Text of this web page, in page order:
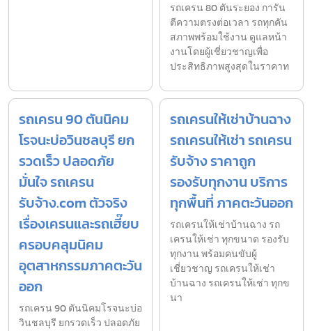
รถเครน 80 ตันระยอง การัน
ตีความตรงต่อเวลา รถทุกคัน
สภาพพร้อมใช้งาน ดูแลหน้า
งานโดยผู้เชี่ยวชาญเพื่อ
ประสิทธิภาพสูงสุดในราคาท
รถเครน 90 ตันนิคม
โรจนะบ่อวินชลบุรี ยก
รวดเร็ว ปลอดภัย
มั่นใจ รถเครน
รับจ้าง.com ตัวจริง
เรื่องเครนและรถเฮี๊ยบ
ครอบคลุมนิคม
อุตสาหกรรมภาคตะวัน
ออก
รถเครน 90 ตันนิคมโรจนะบ่อ
วินชลบุรี ยกรวดเร็ว ปลอดภัย
รถเครนให้เช่าบ้านฉาง
รถเครนให้เช่า รถเครน
รับจ้าง ราคาถูก
รองรับทุกงาน บริการ
ทุกพื้นที่ ภาคตะวันออก
รถเครนให้เช่าบ้านฉาง รถ
เครนให้เช่า ทุกขนาด รองรับ
ทุกงาน พร้อมคนขับผู้
เชี่ยวชาญ รถเครนให้เช่า
บ้านฉาง รถเครนให้เช่า ทุกข
นา